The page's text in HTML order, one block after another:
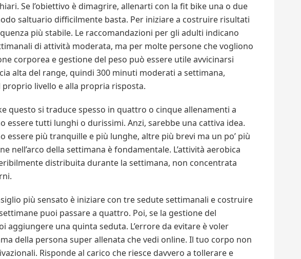
Se l’obiettivo è dimagrire, allenarti con la fit bike una o due
saltuario difficilmente basta. Per iniziare a costruire risultati
più stabile. Le raccomandazioni per gli adulti indicano
di attività moderata, ma per molte persone che vogliono
corporea e gestione del peso può essere utile avvicinarsi
alta del range, quindi 300 minuti moderati a settimana,
livello e alla propria risposta.
questo si traduce spesso in quattro o cinque allenamenti a
essere tutti lunghi o durissimi. Anzi, sarebbe una cattiva idea.
essere più tranquille e più lunghe, altre più brevi ma un po’ più
nell’arco della settimana è fondamentale. L’attività aerobica
distribuita durante la settimana, non concentrata
più sensato è iniziare con tre sedute settimanali e costruire
puoi passare a quattro. Poi, se la gestione del
aggiungere una quinta seduta. L’errore da evitare è voler
della persona super allenata che vedi online. Il tuo corpo non
Risponde al carico che riesce davvero a tollerare e